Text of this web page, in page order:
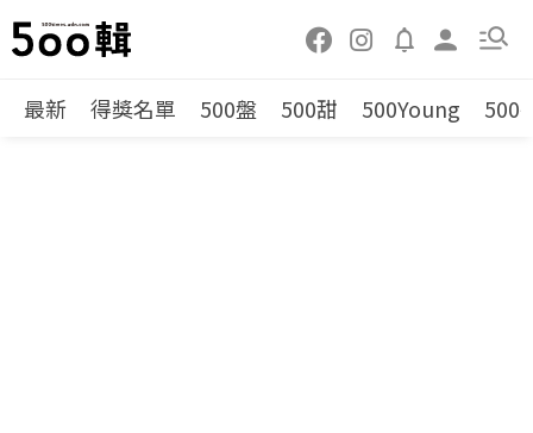
最新 得獎名單 500盤 500甜 500Young 500